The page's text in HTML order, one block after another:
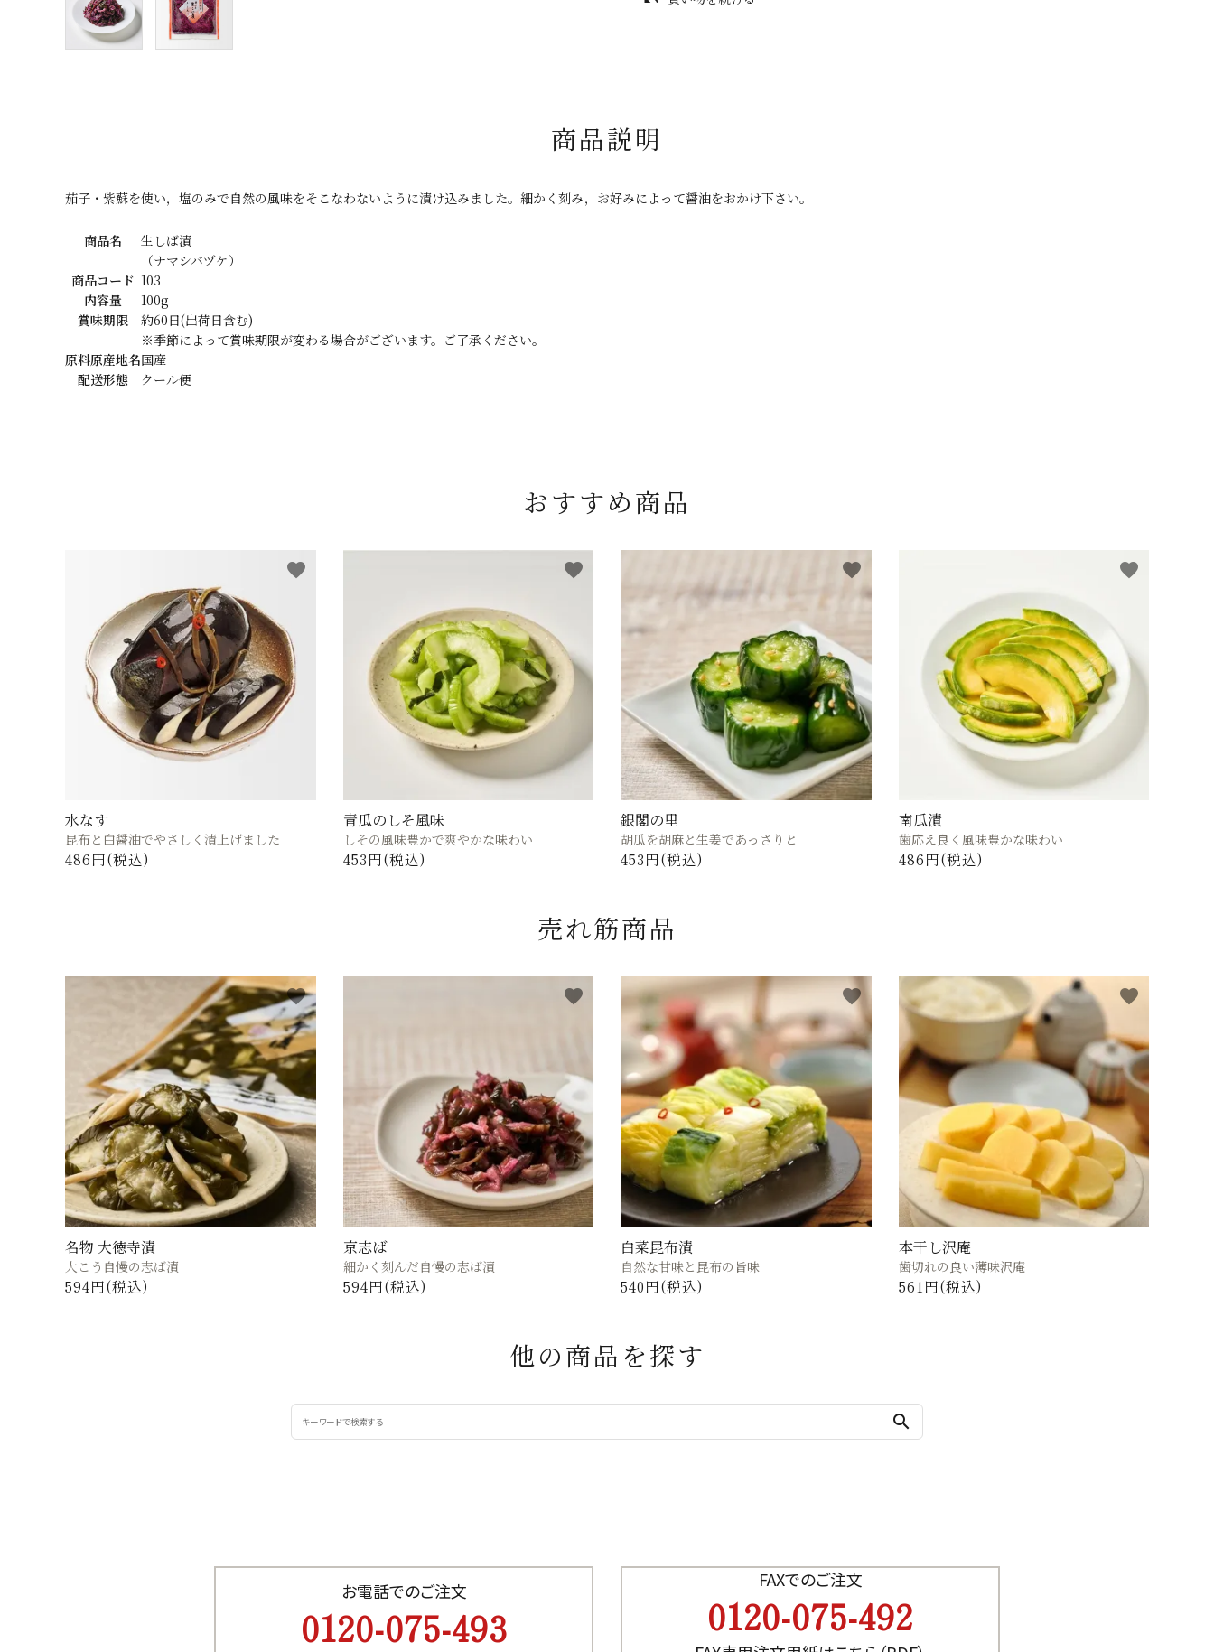
手提げ袋・小袋・保冷袋など
価格から探す
お電話でのご注文
0120-075-493
FAXでのご注文
0120-075-492
FAX専用注文用紙はこちら（PDF）
商品説明
茄子・紫蘇を使い，塩のみで自然の風味をそこなわないように漬け込みました。細かく刻み，お好みによって醤油をおかけ下さい。
商品名
生しば漬
（ナマシバヅケ）
商品コード 103
内容量
100g
賞味期限
約60日(出荷日含む)
※季節によって賞味期限が変わる場合がございます。ご了承ください。
原料原産地名国産
配送形態
クール便
おすすめ商品
水なす
昆布と白醤油でやさしく漬上げました
486円(税込)
favorite
青瓜のしそ風味
しその風味豊かで爽やかな味わい
453円(税込)
favorite
銀閣の里
胡瓜を胡麻と生姜であっさりと
453円(税込)
favorite
南瓜漬
歯応え良く風味豊かな味わい
486円(税込)
favorite
売れ筋商品
名物 大徳寺漬
大こう自慢の志ば漬
594円(税込)
favorite
京志ば
細かく刻んだ自慢の志ば漬
594円(税込)
favorite
白菜昆布漬
自然な甘味と昆布の旨味
540円(税込)
favorite
本干し沢庵
歯切れの良い薄味沢庵
561円(税込)
favorite
他の商品を探す
search
お電話でのご注文
0120-075-493
FAXでのご注文
0120-075-492